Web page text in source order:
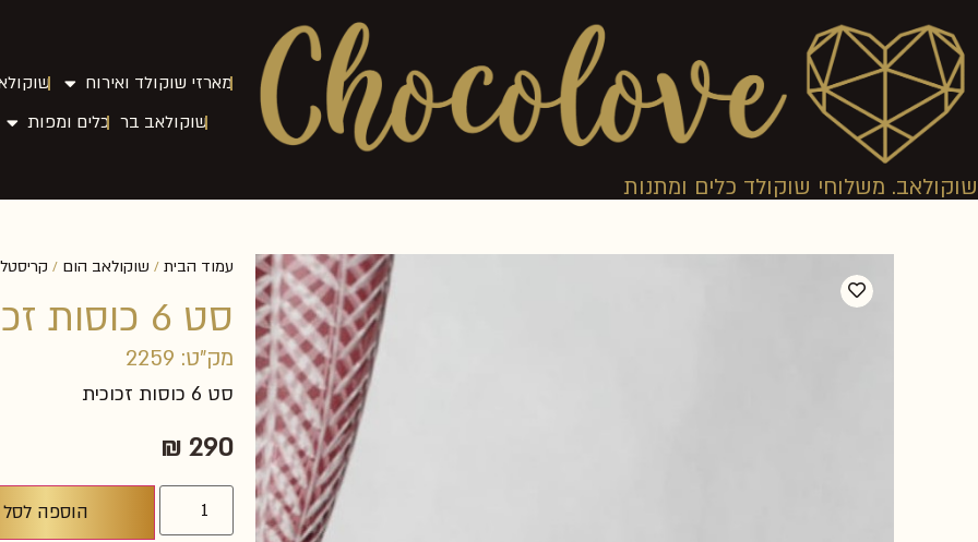
שוקולאב. משלוחי שוקולד כלים ומתנות
מארזי שוקולד ואירוח
שוקולאב בר כלים ומפות
עמוד הבית / שוקולאב הום /
סט 6 כוסות זכוכית
מק"ט: 2259
סט 6 כוסות זכוכית
₪ 290
הוספה לסל